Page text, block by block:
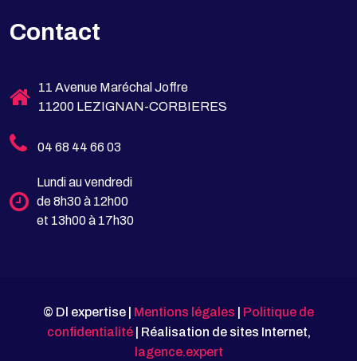
Contact
11 Avenue Maréchal Joffre
11200 LEZIGNAN-CORBIERES
04 68 44 66 03
Lundi au vendredi
de 8h30 à 12h00
et 13h00 à 17h30
© Dl expertise | Mentions légales
Politique de
confidentialité| Réalisation de sites Internet,
lagence.expert